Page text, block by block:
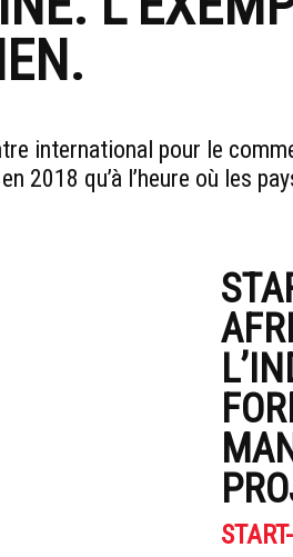
international pour le
2018 qu’à l’heure où les